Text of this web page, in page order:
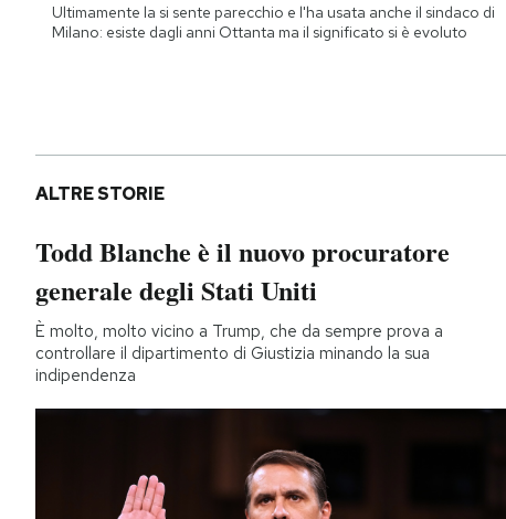
Ultimamente la si sente parecchio e l'ha usata anche il sindaco di
Milano: esiste dagli anni Ottanta ma il significato si è evoluto
ALTRE STORIE
Todd Blanche è il nuovo procuratore
generale degli Stati Uniti
È molto, molto vicino a Trump, che da sempre prova a
controllare il dipartimento di Giustizia minando la sua
indipendenza